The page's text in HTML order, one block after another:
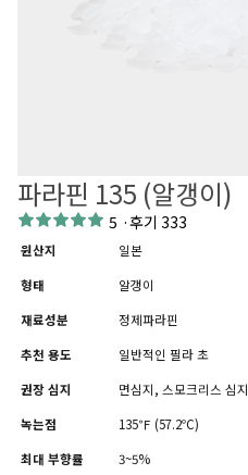
파라핀 135 (알갱이)
5 ·후기 333
원산지
일본
형태
알갱이
재료성분
정제파라핀
추천 용도
일반적인 필라 초
권장 심지
면심지, 스모크리스 심지
녹는점
135℉ (57.2℃)
최대 부향률
3~5%